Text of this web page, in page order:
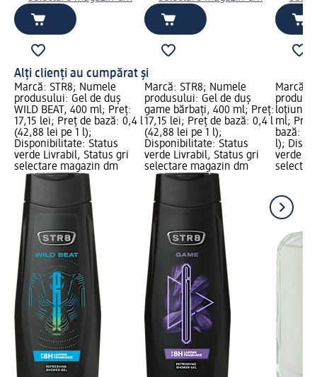
Alți clienți au cumpărat și
Marcă: STR8; Numele
produsului: Gel de duș
WILD BEAT, 400 ml; Preț:
17,15 lei; Preț de bază: 0,4 l
(42,88 lei pe 1 l);
Disponibilitate: Status
verde Livrabil, Status gri
selectare magazin dm
Marcă: STR8; Numele
produsului: Gel de duș
game bărbați, 400 ml; Preț:
17,15 lei; Preț de bază: 0,4 l
(42,88 lei pe 1 l);
Disponibilitate: Status
verde Livrabil, Status gri
selectare magazin dm
Marcă:
loțiune
ml;
bază:
l);
verde